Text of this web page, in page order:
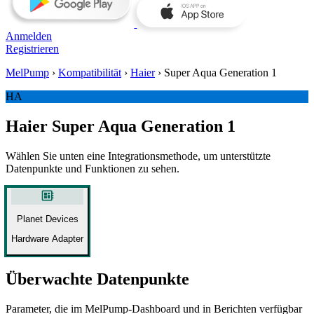
Anmelden
Registrieren
MelPump › Kompatibilität › Haier › Super Aqua Generation 1
HA
Haier Super Aqua Generation 1
Wählen Sie unten eine Integrationsmethode, um unterstützte
Datenpunkte und Funktionen zu sehen.
developer_board
Planet Devices
Hardware Adapter
Überwachte Datenpunkte
Parameter, die im MelPump‑Dashboard und in Berichten verfügbar